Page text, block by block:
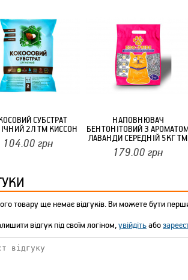
КОТИКИ (20ШТ/УП) ОФФ 82
КОТИКИ (20ШТ/УП) ОФФ 82
СУБСТРАТ
2Л ТМ КИССОН
104.00 грн
НАПОВНЮВАЧ
БЕНТОНІТОВИЙ З
ЛАВАНДИ СЕРЕДНІЙ 5КГ ТМ
ZOO-PRIDE
179.00 грн
товару ще немає відгуків. Ви можете бути
відгук під своїм логіном,увійдітьабо